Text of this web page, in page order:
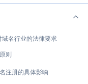
域名行业的法律要求
则
注册的具体影响